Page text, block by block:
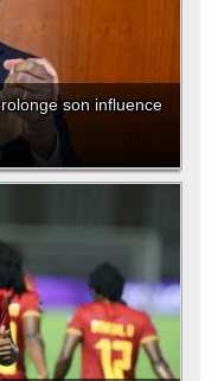
son influence